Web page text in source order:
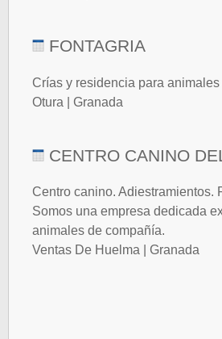
FONTAGRIA
Crías y residencia para animales
Otura | Granada
CENTRO CANINO
Centro canino. Adiestramientos.
Somos una empresa dedicada
animales de compañía.
Ventas De Huelma | Granada